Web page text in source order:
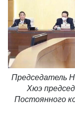
Председатель
Хюэ
Постоянного